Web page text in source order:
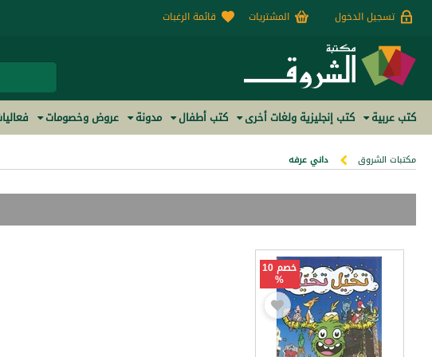
تسجيل الدخول المشتريات قائمة الرغبات
كتب عربية كتب إنجليزية ولغات أخرى كتب أطفال مدونة عروض وخصومات
مكتبات الشروق داني عرفه
خصم 10
%